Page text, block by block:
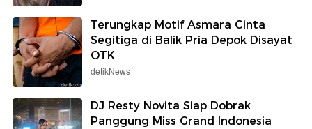
Terungkap Motif Asmara Cinta
Segitiga di Balik Pria Depok Disayat
OTK
detikNews
DJ Resty Novita Siap Dobrak
Panggung Miss Grand Indonesia